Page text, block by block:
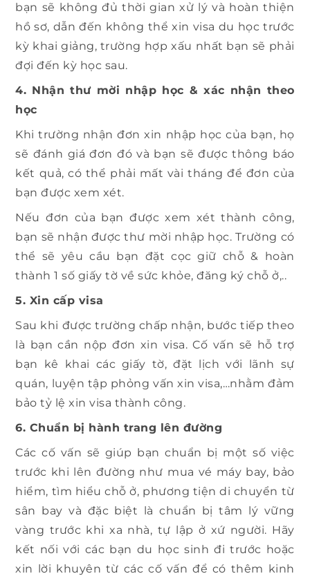
bạn sẽ không đủ thời gian xử lý và hoàn thiện
hồ sơ, dẫn đến không thể xin visa du học trước
kỳ khai giảng, trường hợp xấu nhất bạn sẽ phải
đợi đến kỳ học sau.
4. Nhận thư mời nhập học & xác nhận theo
học
Khi trường nhận đơn xin nhập học của bạn, họ
sẽ đánh giá đơn đó và bạn sẽ được thông báo
kết quả, có thể phải mất vài tháng để đơn của
bạn được xem xét.
Nếu đơn của bạn được xem xét thành công,
bạn sẽ nhận được thư mời nhập học. Trường có
thể sẽ yêu cầu bạn đặt cọc giữ chỗ & hoàn
thành 1 số giấy tờ về sức khỏe, đăng ký chỗ ở,..
5. Xin cấp visa
Sau khi được trường chấp nhận, bước tiếp theo
là bạn cần nộp đơn xin visa. Cố vấn sẽ hỗ trợ
bạn kê khai các giấy tờ, đặt lịch với lãnh sự
quán, luyện tập phỏng vấn xin visa,…nhằm đảm
bảo tỷ lệ xin visa thành công.
6. Chuẩn bị hành trang lên đường
Các cố vấn sẽ giúp bạn chuẩn bị một số việc
trước khi lên đường như mua vé máy bay, bảo
hiểm, tìm hiểu chỗ ở, phương tiện di chuyển từ
sân bay và đặc biệt là chuẩn bị tâm lý vững
vàng trước khi xa nhà, tự lập ở xứ người. Hãy
kết nối với các bạn du học sinh đi trước hoặc
xin lời khuyên từ các cố vấn để có thêm kinh